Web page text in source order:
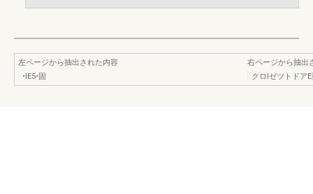
左ページから抽出された内容
•IE5•固
右ページから抽出
クロlゼツトドア